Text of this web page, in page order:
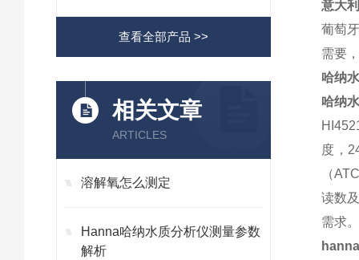
查看全部产品 >>
相关文章
ARTICLES
溶解氧怎么测定
Hanna哈纳水质分析仪测量参数
解析
意大
葡萄
需要
哈纳
哈纳
度，
（
读数
需求